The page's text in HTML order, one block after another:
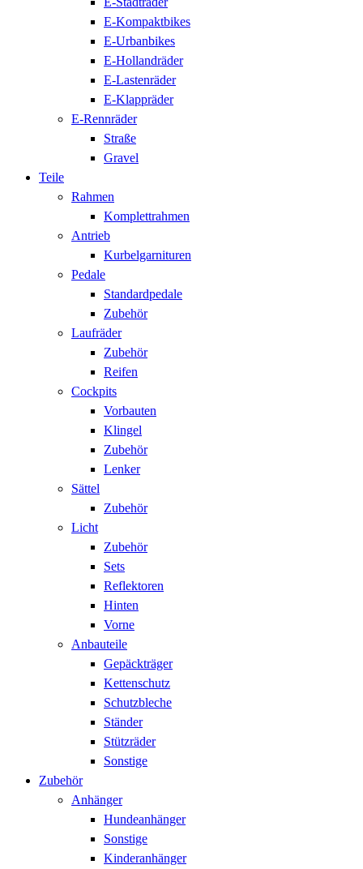
E-Kompaktbikes
E-Urbanbikes
E-Hollandräder
E-Lastenräder
E-Klappräder
E-Rennräder
Straße
Gravel
Teile
Rahmen
Komplettrahmen
Antrieb
Kurbelgarnituren
Pedale
Standardpedale
Zubehör
Laufräder
Zubehör
Reifen
Cockpits
Vorbauten
Klingel
Zubehör
Lenker
Sättel
Zubehör
Licht
Zubehör
Sets
Reflektoren
Hinten
Vorne
Anbauteile
Gepäckträger
Kettenschutz
Schutzbleche
Ständer
Stützräder
Sonstige
Zubehör
Anhänger
Hundeanhänger
Sonstige
Kinderanhänger